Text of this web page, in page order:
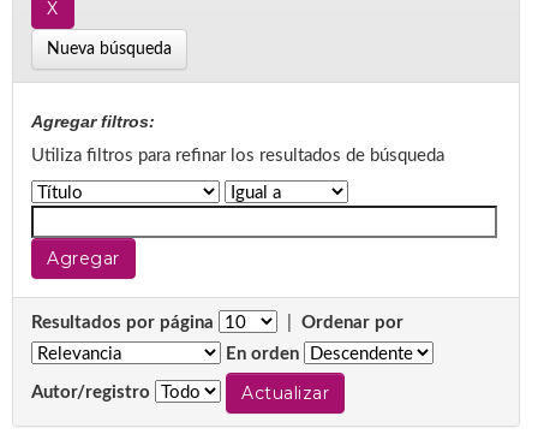
Nueva búsqueda
Agregar filtros:
Utiliza filtros para refinar los resultados de búsqueda
Resultados por página
Ordenar por
En orden
Autor/registro